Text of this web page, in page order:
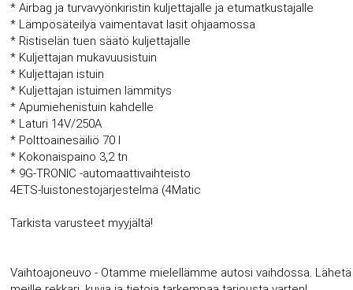
* Airbag ja turvavyönkiristin kuljettajalle ja etumatkustajalle
* Lämpösäteilyä vaimentavat lasit ohjaamossa
* Ristiselän tuen säätö kuljettajalle
* Kuljettajan mukavuusistuin
* Kuljettajan istuin
* Kuljettajan istuimen lämmitys
* Apumiehenistuin kahdelle
* Laturi 14V/250A
* Polttoainesäiliö 70 l
* Kokonaispaino 3,2 tn
* 9G-TRONIC -automaattivaihteisto
4ETS-luistonestojärjestelmä (4Matic
Tarkista varusteet myyjältä!
Vaihtoajoneuvo - Otamme mielellämme autosi vaihdossa. Lähetä